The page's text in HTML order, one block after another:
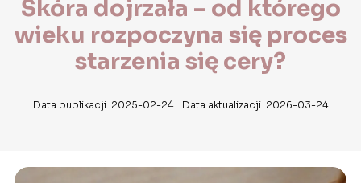
Skóra dojrzała – od którego
wieku rozpoczyna się proces
starzenia się cery?
Data publikacji: 2025-02-24 Data aktualizacji: 2026-03-24